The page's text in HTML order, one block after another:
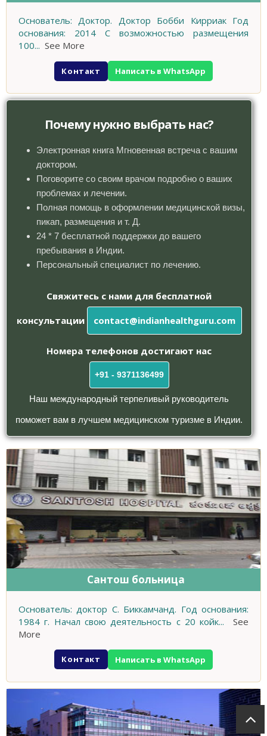
Основатель: Доктор. Доктор Бобби Кирриак Год
основания: 2014 С возможностью размещения
100... See More
Контакт Написать в WhatsApp
Почему нужно выбрать нас?
Электронная книга Мгновенная встреча с вашим
доктором.
Поговорите со своим врачом подробно о ваших
проблемах и лечении.
Полная помощь в оформлении медицинской визы,
пикап, размещения и т. Д.
24 * 7 бесплатной поддержки до вашего
пребывания в Индии.
Персональный специалист по лечению.
Свяжитесь с нами для бесплатной
консультации contact@indianhealthguru.com
Номера телефонов достигают нас
+91 - 9371136499
Наш международный терпеливый руководитель
поможет вам в лучшем медицинском туризме в Индии.
Сантош больница
Основатель: доктор С. Биккамчанд. Год основания:
1984 г. Начал свою деятельность с 20 койк...
See
More
Контакт Написать в WhatsApp